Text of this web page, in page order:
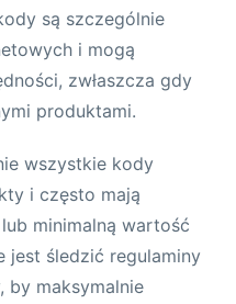
są szczególnie
i mogą
zwłaszcza gdy
produktami.
wszystkie kody
i często mają
minimalną wartość
jest śledzić regulaminy
by maksymalnie